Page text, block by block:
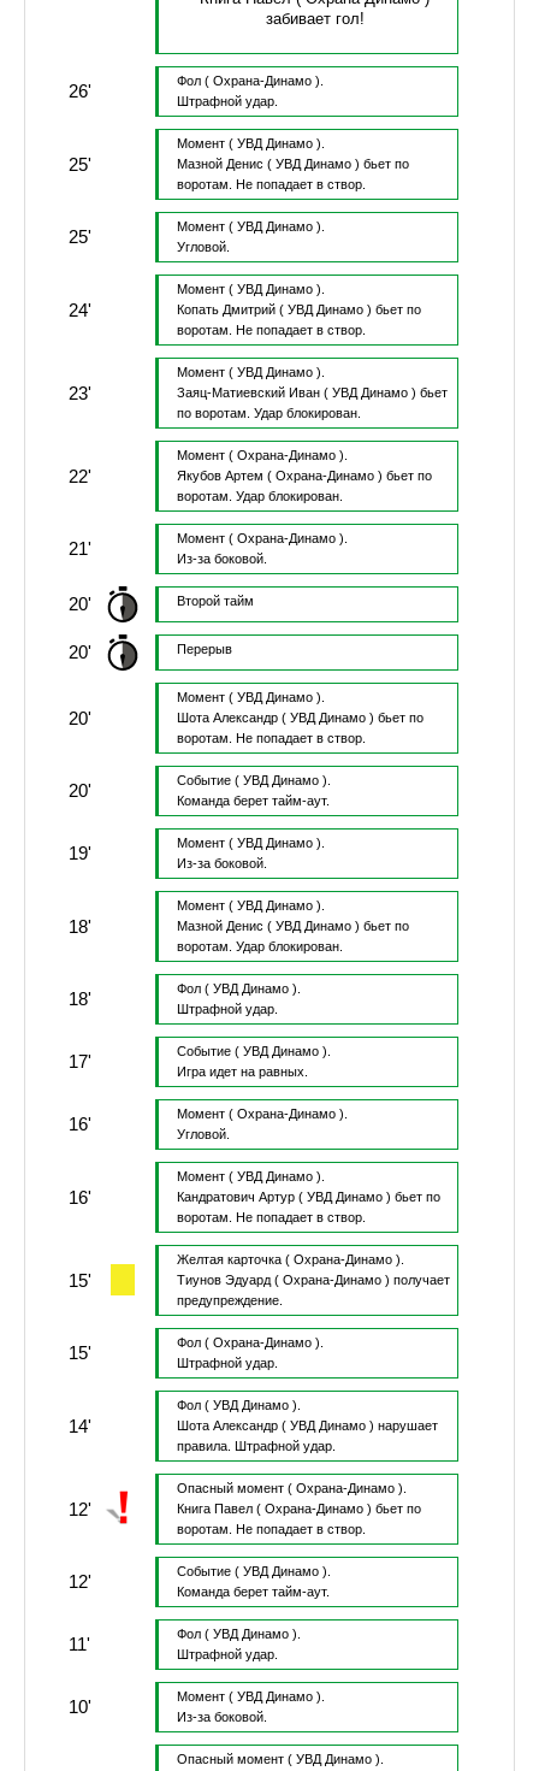
забивает гол!
26' Фол ( Охрана-Динамо ).
Штрафной удар.
25'
Момент ( УВД Динамо ).
Мазной Денис ( УВД Динамо ) бьет по
воротам.
Не попадает в створ.
25' Момент ( УВД Динамо ).
Угловой.
24'
Момент ( УВД Динамо ).
Копать Дмитрий( УВД Динамо ) бьет по
воротам.
Не попадает в створ.
23'
Момент ( УВД Динамо ).
Заяц-Матиевский Иван( УВД Динамо ) бьет
по воротам. Удар блокирован.
22'
Момент ( Охрана-Динамо ).
Якубов Артем ( Охрана-Динамо ) бьет по
воротам. Удар блокирован.
21' Момент ( Охрана-Динамо ).
Из-за боковой.
20' Второй тайм
20' Перерыв
20'
Момент ( УВД Динамо ).
Шота Александр( УВД Динамо ) бьет по
воротам.
Не попадает в створ.
20' Событие ( УВД Динамо ).
Команда берет тайм-аут.
19' Момент ( УВД Динамо ).
Из-за боковой.
18'
Момент ( УВД Динамо ).
Мазной Денис ( УВД Динамо ) бьет по
воротам. Удар блокирован.
18' Фол ( УВД Динамо ).
Штрафной удар.
17' Событие ( УВД Динамо ).
Игра идет на равных.
16' Момент ( Охрана-Динамо ).
Угловой.
16'
Момент ( УВД Динамо ).
Кандратович Артур( УВД Динамо ) бьет по
воротам.
Не попадает в створ.
15'
Желтая карточка ( Охрана-Динамо ).
Тиунов Эдуард( Охрана-Динамо ) получает
предупреждение.
15' Фол ( Охрана-Динамо ).
Штрафной удар.
14'
Фол ( УВД Динамо ).
Шота Александр( УВД Динамо ) нарушает
правила.
Штрафной удар.
12'
Опасный момент ( Охрана-Динамо ).
Книга Павел( Охрана-Динамо ) бьет по
воротам.
Не попадает в створ.
12' Событие ( УВД Динамо ).
Команда берет тайм-аут.
11' Фол ( УВД Динамо ).
Штрафной удар.
10' Момент ( УВД Динамо ).
Из-за боковой.
Опасный момент ( УВД Динамо ).